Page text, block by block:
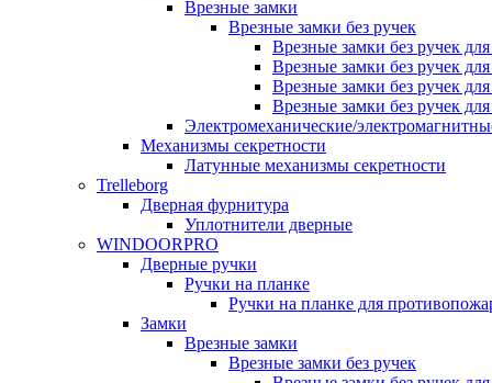
Врезные замки
Врезные замки без ручек
Врезные замки без ручек
Врезные замки без ручек
Врезные замки без ручек
Врезные замки без ручек
Электромеханические/
Механизмы секретности
Латунные механизмы секретности
Trelleborg
Дверная фурнитура
Уплотнители дверные
WINDOORPRO
Дверные ручки
Ручки на планке
Ручки на планке для
Замки
Врезные замки
Врезные замки без ручек